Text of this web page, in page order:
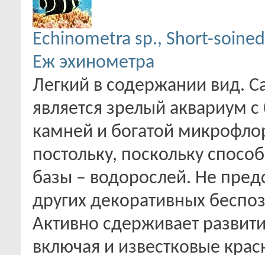
Echinometra sp., Short-
Еж эхинометра
Легкий в содержании вид.
является зрелый аквариум
камней и богатой
постольку, поскольку
базы – водорослей. Не
других декоративных
Активно сдерживает
включая и известковые